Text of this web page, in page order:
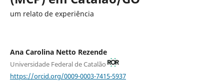
um relato de experiência
Ana Carolina Netto Rezende
Universidade Federal de Catalão
https://orcid.org/0009-0003-7415-5937